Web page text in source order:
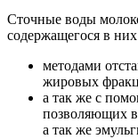
Сточные воды
содержащегося в
методами
жировых
а так же с
позволяющих
а так же